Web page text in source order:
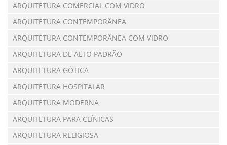
ARQUITETURA COMERCIAL COM VIDRO
ARQUITETURA CONTEMPORÂNEA
ARQUITETURA CONTEMPORÂNEA COM VIDRO
ARQUITETURA DE ALTO PADRÃO
ARQUITETURA GÓTICA
ARQUITETURA HOSPITALAR
ARQUITETURA MODERNA
ARQUITETURA PARA CLÍNICAS
ARQUITETURA RELIGIOSA